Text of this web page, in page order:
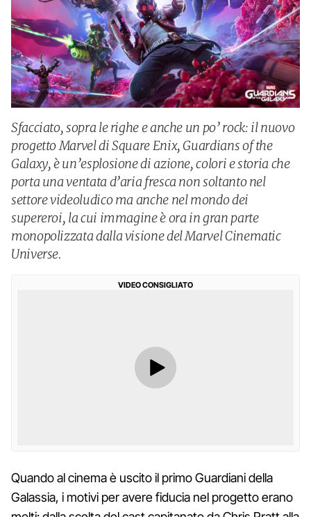
Sfacciato, sopra le righe e anche un po’ rock: il nuovo
progetto Marvel di Square Enix, Guardians of the
Galaxy, è un’esplosione di azione, colori e storia che
porta una ventata d’aria fresca non soltanto nel
settore videoludico ma anche nel mondo dei
supereroi, la cui immagine è ora in gran parte
monopolizzata dalla visione del Marvel Cinematic
Universe.
VIDEO CONSIGLIATO
Quando al cinema è uscito il primo Guardiani della
Galassia, i motivi per avere fiducia nel progetto erano